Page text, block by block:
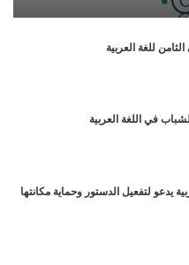
للغة العربية
في اللغة العربية
يدعو لتفعيل الدستور وحماية مكانتها